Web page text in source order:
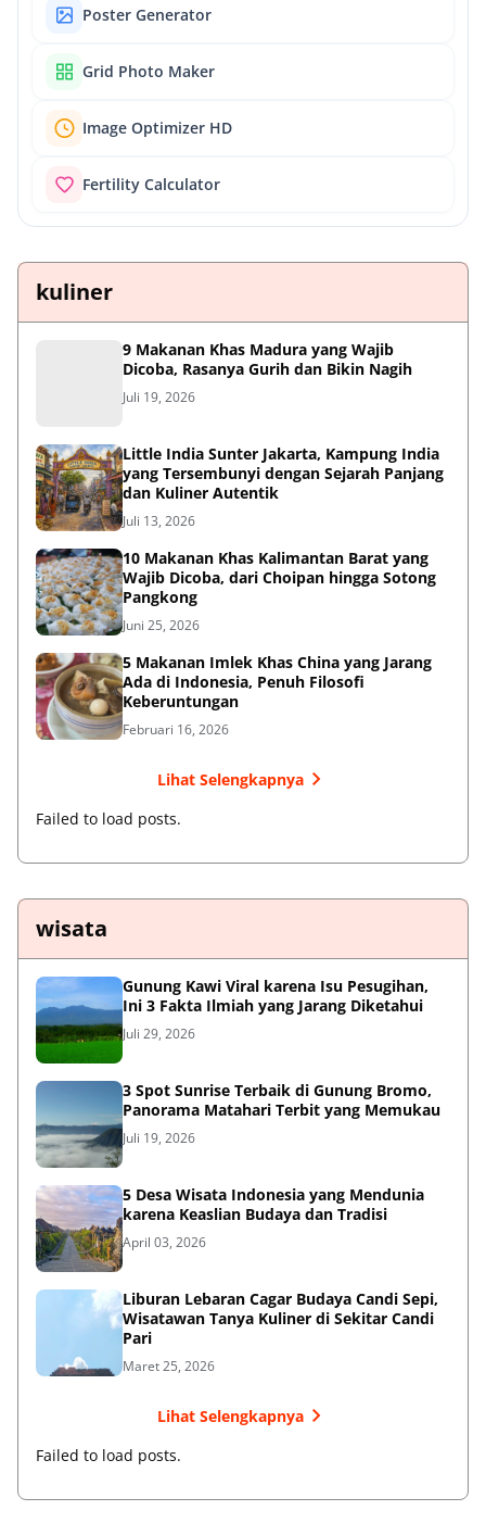
Poster Generator
Grid Photo Maker
Image Optimizer HD
Fertility Calculator
kuliner
9 Makanan Khas Madura yang Wajib
Dicoba, Rasanya Gurih dan Bikin Nagih
Juli 19, 2026
Little India Sunter Jakarta, Kampung India
yang Tersembunyi dengan Sejarah Panjang
dan Kuliner Autentik
Juli 13, 2026
10 Makanan Khas Kalimantan Barat yang
Wajib Dicoba, dari Choipan hingga Sotong
Pangkong
Juni 25, 2026
5 Makanan Imlek Khas China yang Jarang
Ada di Indonesia, Penuh Filosofi
Keberuntungan
Februari 16, 2026
Lihat Selengkapnya
Failed to load posts.
wisata
Gunung Kawi Viral karena Isu Pesugihan,
Ini 3 Fakta Ilmiah yang Jarang Diketahui
Juli 29, 2026
3 Spot Sunrise Terbaik di Gunung Bromo,
Panorama Matahari Terbit yang Memukau
Juli 19, 2026
5 Desa Wisata Indonesia yang Mendunia
karena Keaslian Budaya dan Tradisi
April 03, 2026
Liburan Lebaran Cagar Budaya Candi Sepi,
Wisatawan Tanya Kuliner di Sekitar Candi
Pari
Maret 25, 2026
Lihat Selengkapnya
Failed to load posts.